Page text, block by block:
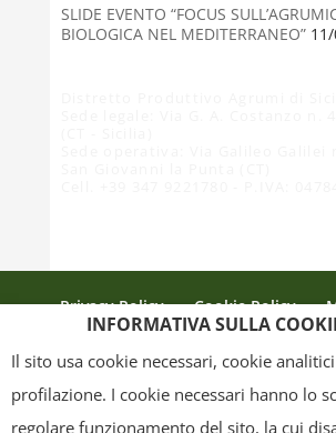
SLIDE EVENTO “FOCUS
BIOLOGICA NEL MEDITERRANEO”11/
Privacy Policy Cookie Policy
INFORMATIVA SULLA
Il sito usa cookie necessari, cookie
profilazione. I cookie necessari hanno lo
regolare funzionamento del sito, la cui